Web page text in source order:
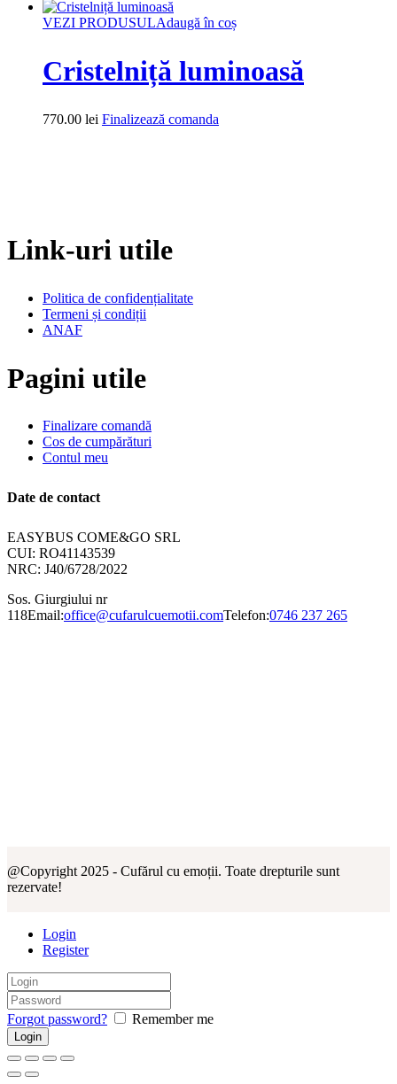
VEZI PRODUSULAdaugă în coș
Cristelniță luminoasă
770.00 lei Finalizează comanda
Link-uri utile
Politica de confidențialitate
Termeni și condiții
ANAF
Pagini utile
Finalizare comandă
Cos de cumpărături
Contul meu
Date de contact
EASYBUS COME&GO SRL
CUI: RO41143539
NRC: J40/6728/2022
Sos. Giurgiului nr
118Email:office@cufarulcuemotii.comTelefon:0746 237 265
@Copyright 2025 - Cufărul cu emoții. Toate drepturile sunt
rezervate!
Login
Register
Forgot password? Remember me